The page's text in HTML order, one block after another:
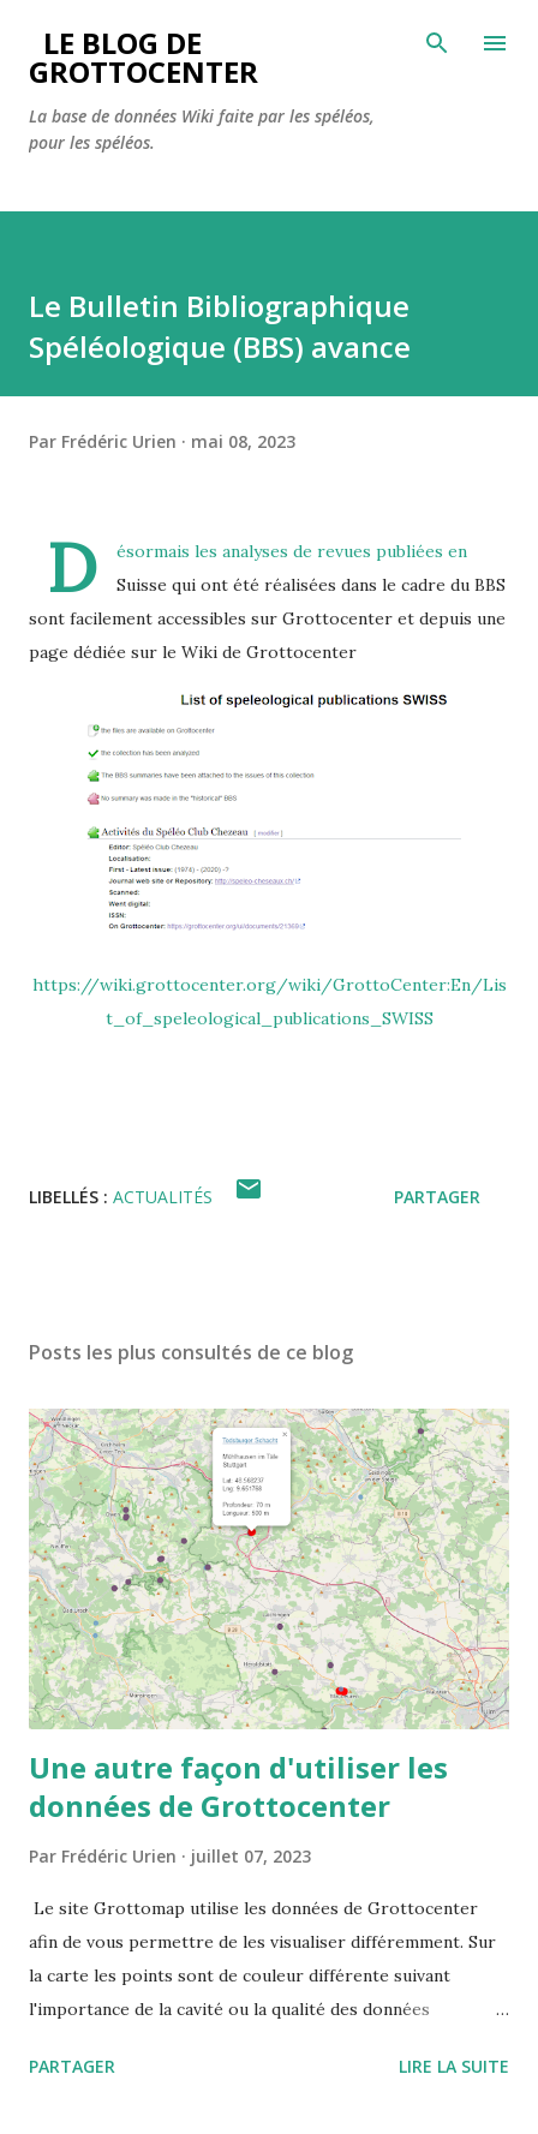
Accéder au contenu principal
LE BLOG DE
GROTTOCENTER
La base de données Wiki faite par les spéléos,
pour les spéléos.
Le Bulletin Bibliographique
Spéléologique (BBS) avance
Par Frédéric Urien mai 08, 2023
D
ésormais les analyses de revues publiées en
Suisse qui ont été réalisées dans le cadre du BBS
sont facilement accessibles sur Grottocenter et depuis une
page dédiée sur le Wiki de Grottocenter
https://wiki.grottocenter.org/wiki/GrottoCenter:En/Lis
t_of_speleological_publications_SWISS
LIBELLÉS : ACTUALITÉS PARTAGER
Posts les plus consultés de ce blog
Une autre façon d'utiliser les
données de Grottocenter
Par Frédéric Urien juillet 07, 2023
Le site Grottomap utilise les données de Grottocenter
afin de vous permettre de les visualiser différemment. Sur
la carte les points sont de couleur différente suivant
l'importance de la cavité ou la qualité des données
détaillées mais également les cavités à proximité ou des
PARTAGER LIRE LA SUITE